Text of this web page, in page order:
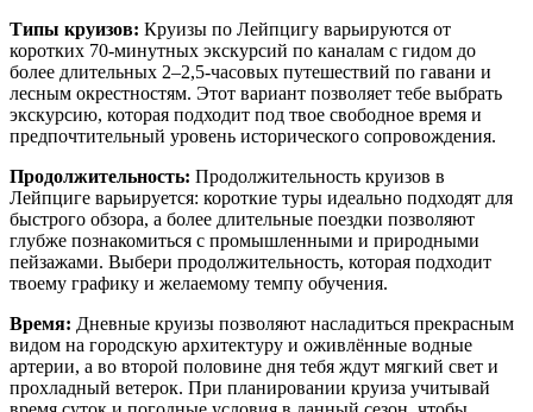
Типы круизов: Круизы по Лейпцигу варьируются от
коротких 70-минутных экскурсий по каналам с гидом до
более длительных 2–2,5-часовых путешествий по гавани и
лесным окрестностям. Этот вариант позволяет тебе выбрать
экскурсию, которая подходит под твое свободное время и
предпочтительный уровень исторического сопровождения.
Продолжительность: Продолжительность круизов в
Лейпциге варьируется: короткие туры идеально подходят для
быстрого обзора, а более длительные поездки позволяют
глубже познакомиться с промышленными и природными
пейзажами. Выбери продолжительность, которая подходит
твоему графику и желаемому темпу обучения.
Время: Дневные круизы позволяют насладиться прекрасным
видом на городскую архитектуру и оживлённые водные
артерии, а во второй половине дня тебя ждут мягкий свет и
прохладный ветерок. При планировании круиза учитывай